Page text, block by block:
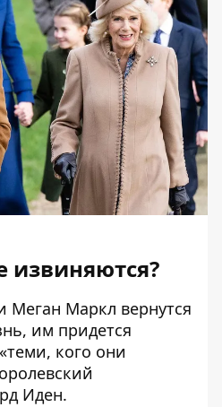
извиняются?
Меган Маркл вернутся
им придется
кого они
Иден.